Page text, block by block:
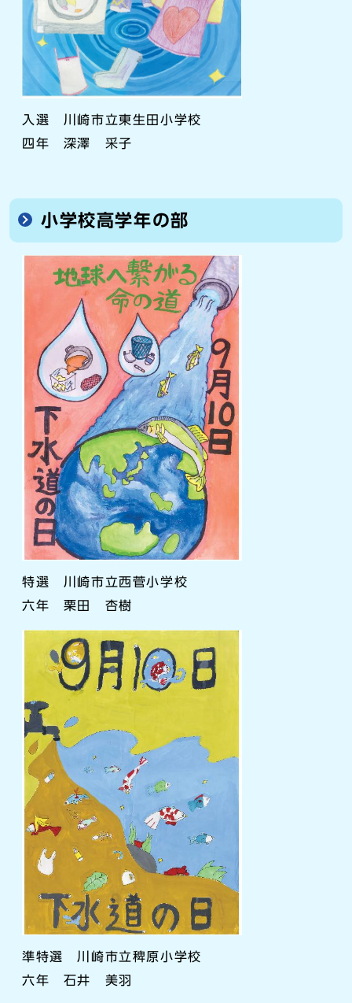
入選 川崎市立東生田小学校
四年 深澤 采子
小学校高学年の部
特選 川崎市立西菅小学校
六年 栗田 杏樹
準特選 川崎市立稗原小学校
六年 石井 美羽